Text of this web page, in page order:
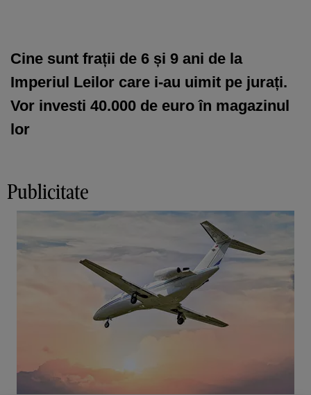
Cine sunt frații de 6 și 9 ani de la
Imperiul Leilor care i-au uimit pe jurați.
Vor investi 40.000 de euro în magazinul
lor
Publicitate